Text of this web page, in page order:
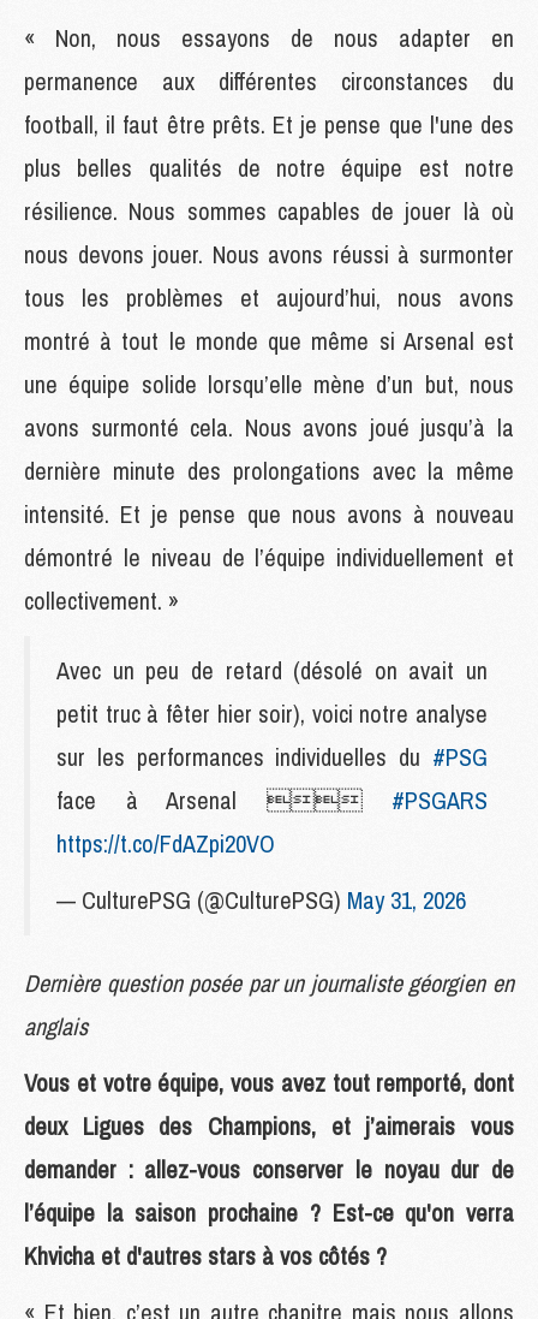
« Non, nous essayons de nous adapter en
permanence aux différentes circonstances du
football, il faut être prêts. Et je pense que l'une des
plus belles qualités de notre équipe est notre
résilience. Nous sommes capables de jouer là où
nous devons jouer. Nous avons réussi à surmonter
tous les problèmes et aujourd’hui, nous avons
montré à tout le monde que même si Arsenal est
une équipe solide lorsqu’elle mène d’un but, nous
avons surmonté cela. Nous avons joué jusqu’à la
dernière minute des prolongations avec la même
intensité. Et je pense que nous avons à nouveau
démontré le niveau de l’équipe individuellement et
collectivement. »
Avec un peu de retard (désolé on avait un
petit truc à fêter hier soir), voici notre analyse
sur les performances individuelles du #PSG
face à Arsenal  #PSGARS
https://t.co/FdAZpi20VO
— CulturePSG (@CulturePSG) May 31, 2026
Dernière question posée par un journaliste géorgien en
anglais
Vous et votre équipe, vous avez tout remporté, dont
deux Ligues des Champions, et j’aimerais vous
demander : allez-vous conserver le noyau dur de
l’équipe la saison prochaine ? Est-ce qu'on verra
Khvicha et d'autres stars à vos côtés ?
« Et bien, c’est un autre chapitre mais nous allons